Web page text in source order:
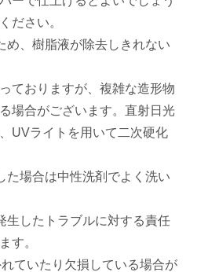
ださい。
め、樹脂液が除去しきれない
ておりますが、複雑な造形物
場合がございます。直射日光
UVライトを用いて二次硬化
た場合は中性洗剤でよく洗い
生したトラブルに対する責任
す。
ていたり欠損している場合が